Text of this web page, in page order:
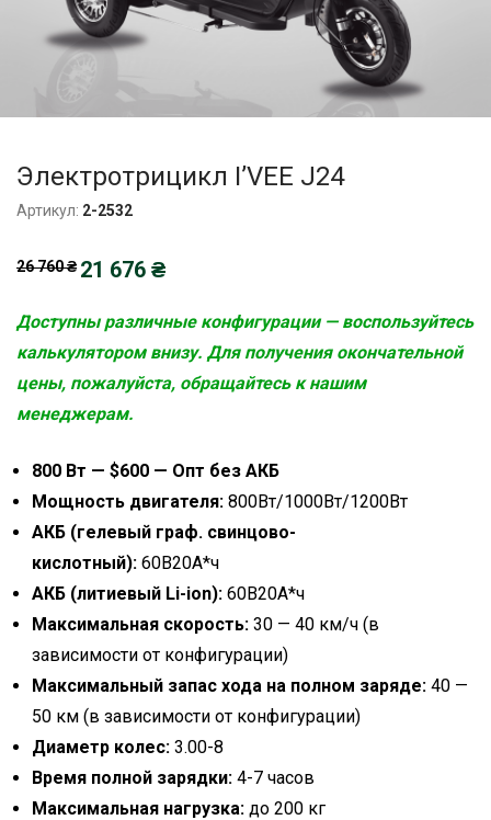
Электротрицикл I’VEE J24
Артикул: 2-2532
26 760₴ Первоначальная
цена
760,00 ₴.
21 676 ₴Текущая
цена:
Доступны различные конфигурации — воспользуйтесь
калькулятором внизу. Для получения окончательной
цены, пожалуйста, обращайтесь к нашим
менеджерам.
800 Вт — $600 — Опт без АКБ
Мощность двигателя: 800Вт/1000Вт/1200Вт
АКБ (гелевый граф. свинцово-
кислотный): 60В20А*ч
АКБ (литиевый Li-ion): 60В20А*ч
Максимальная скорость: 30 — 40 км/ч (в
зависимости от конфигурации)
Максимальный запас хода на полном заряде: 40 —
50 км (в зависимости от конфигурации)
Диаметр колес: 3.00-8
Время полной зарядки: 4-7 часов
Максимальная нагрузка: до 200 кг